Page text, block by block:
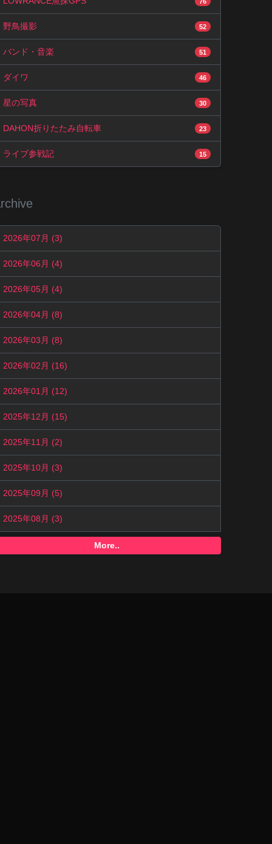
野鳥撮影 52
バンド・音楽 51
ダイワ 46
星の写真 30
DAHON折りたたみ自転車 23
ライブ参戦記 15
2026年07月 (3)
2026年06月 (4)
2026年05月 (4)
2026年04月 (8)
2026年03月 (8)
2026年02月 (16)
2026年01月 (12)
2025年12月 (15)
2025年11月 (2)
2025年10月 (3)
2025年09月 (5)
2025年08月 (3)
More..